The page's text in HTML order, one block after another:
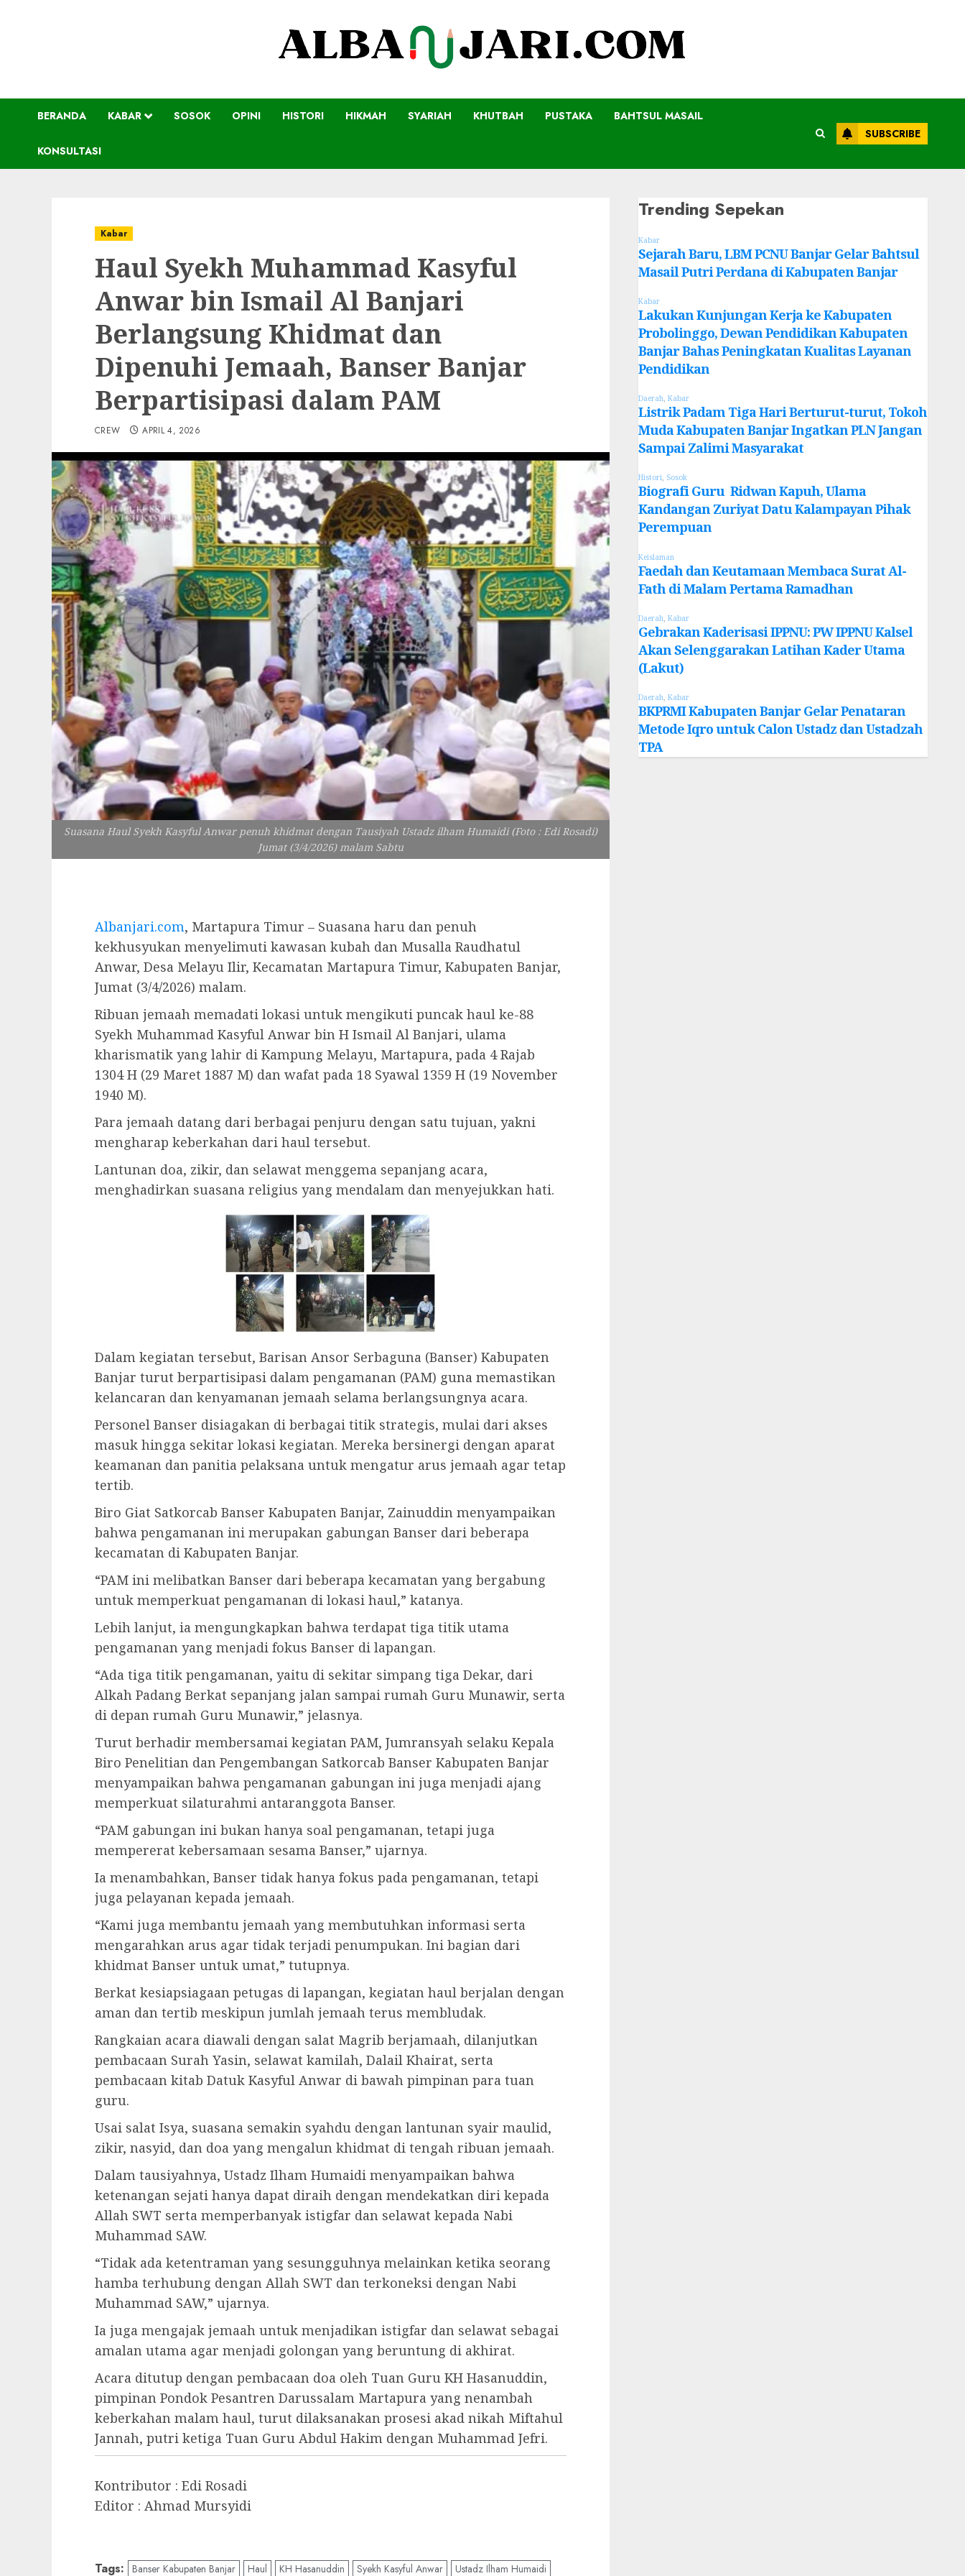
BERANDA KABAR SOSOK OPINI HISTORI HIKMAH SYARIAH KHUTBAH PUSTAKA BAHTSUL MASAIL
KONSULTASI
SUBSCRIBE
Kabar
Haul Syekh Muhammad Kasyful
Anwar bin Ismail Al Banjari
Berlangsung Khidmat dan
Dipenuhi Jemaah, Banser Banjar
Berpartisipasi dalam PAM
CREW APRIL 4, 2026
Suasana Haul Syekh Kasyful Anwar penuh khidmat dengan Tausiyah Ustadz ilham Humaidi (Foto : Edi Rosadi)
Jumat (3/4/2026) malam Sabtu
Albanjari.com, Martapura Timur – Suasana haru dan penuh
kekhusyukan menyelimuti kawasan kubah dan Musalla Raudhatul
Anwar, Desa Melayu Ilir, Kecamatan Martapura Timur, Kabupaten Banjar,
Jumat (3/4/2026) malam.
Ribuan jemaah memadati lokasi untuk mengikuti puncak haul ke-88
Syekh Muhammad Kasyful Anwar bin H Ismail Al Banjari, ulama
kharismatik yang lahir di Kampung Melayu, Martapura, pada 4 Rajab
1304 H (29 Maret 1887 M) dan wafat pada 18 Syawal 1359 H (19 November
1940 M).
Para jemaah datang dari berbagai penjuru dengan satu tujuan, yakni
mengharap keberkahan dari haul tersebut.
Lantunan doa, zikir, dan selawat menggema sepanjang acara,
menghadirkan suasana religius yang mendalam dan menyejukkan hati.
Dalam kegiatan tersebut, Barisan Ansor Serbaguna (Banser) Kabupaten
Banjar turut berpartisipasi dalam pengamanan (PAM) guna memastikan
kelancaran dan kenyamanan jemaah selama berlangsungnya acara.
Personel Banser disiagakan di berbagai titik strategis, mulai dari akses
masuk hingga sekitar lokasi kegiatan. Mereka bersinergi dengan aparat
keamanan dan panitia pelaksana untuk mengatur arus jemaah agar tetap
tertib.
Biro Giat Satkorcab Banser Kabupaten Banjar, Zainuddin menyampaikan
bahwa pengamanan ini merupakan gabungan Banser dari beberapa
kecamatan di Kabupaten Banjar.
“PAM ini melibatkan Banser dari beberapa kecamatan yang bergabung
untuk memperkuat pengamanan di lokasi haul,” katanya.
Lebih lanjut, ia mengungkapkan bahwa terdapat tiga titik utama
pengamanan yang menjadi fokus Banser di lapangan.
“Ada tiga titik pengamanan, yaitu di sekitar simpang tiga Dekar, dari
Alkah Padang Berkat sepanjang jalan sampai rumah Guru Munawir, serta
di depan rumah Guru Munawir,” jelasnya.
Turut berhadir membersamai kegiatan PAM, Jumransyah selaku Kepala
Biro Penelitian dan Pengembangan Satkorcab Banser Kabupaten Banjar
menyampaikan bahwa pengamanan gabungan ini juga menjadi ajang
memperkuat silaturahmi antaranggota Banser.
“PAM gabungan ini bukan hanya soal pengamanan, tetapi juga
mempererat kebersamaan sesama Banser,” ujarnya.
Ia menambahkan, Banser tidak hanya fokus pada pengamanan, tetapi
juga pelayanan kepada jemaah.
“Kami juga membantu jemaah yang membutuhkan informasi serta
mengarahkan arus agar tidak terjadi penumpukan. Ini bagian dari
khidmat Banser untuk umat,” tutupnya.
Berkat kesiapsiagaan petugas di lapangan, kegiatan haul berjalan dengan
aman dan tertib meskipun jumlah jemaah terus membludak.
Rangkaian acara diawali dengan salat Magrib berjamaah, dilanjutkan
pembacaan Surah Yasin, selawat kamilah, Dalail Khairat, serta
pembacaan kitab Datuk Kasyful Anwar di bawah pimpinan para tuan
guru.
Usai salat Isya, suasana semakin syahdu dengan lantunan syair maulid,
zikir, nasyid, dan doa yang mengalun khidmat di tengah ribuan jemaah.
Dalam tausiyahnya, Ustadz Ilham Humaidi menyampaikan bahwa
ketenangan sejati hanya dapat diraih dengan mendekatkan diri kepada
Allah SWT serta memperbanyak istigfar dan selawat kepada Nabi
Muhammad SAW.
“Tidak ada ketentraman yang sesungguhnya melainkan ketika seorang
hamba terhubung dengan Allah SWT dan terkoneksi dengan Nabi
Muhammad SAW,” ujarnya.
Ia juga mengajak jemaah untuk menjadikan istigfar dan selawat sebagai
amalan utama agar menjadi golongan yang beruntung di akhirat.
Acara ditutup dengan pembacaan doa oleh Tuan Guru KH Hasanuddin,
pimpinan Pondok Pesantren Darussalam Martapura yang nenambah
keberkahan malam haul, turut dilaksanakan prosesi akad nikah Miftahul
Jannah, putri ketiga Tuan Guru Abdul Hakim dengan Muhammad Jefri.
Kontributor : Edi Rosadi
Editor : Ahmad Mursyidi
Tags: Banser Kabupaten Banjar Haul KH Hasanuddin Syekh Kasyful Anwar Ustadz Ilham Humaidi
Trending Sepekan
Kabar
Sejarah Baru, LBM PCNU Banjar Gelar Bahtsul
Masail Putri Perdana di Kabupaten Banjar
Kabar
Lakukan Kunjungan Kerja ke Kabupaten
Probolinggo, Dewan Pendidikan Kabupaten
Banjar Bahas Peningkatan Kualitas Layanan
Pendidikan
Daerah, Kabar
Listrik Padam Tiga Hari Berturut-turut, Tokoh
Muda Kabupaten Banjar Ingatkan PLN Jangan
Sampai Zalimi Masyarakat
Histori, Sosok
Biografi Guru Ridwan Kapuh, Ulama
Kandangan Zuriyat Datu Kalampayan Pihak
Perempuan
Keislaman
Faedah dan Keutamaan Membaca Surat Al-
Fath di Malam Pertama Ramadhan
Daerah Kabar
Gebrakan Kaderisasi IPPNU: PW IPPNU Kalsel
Akan Selenggarakan Latihan Kader Utama
(Lakut)
Daerah, Kabar
BKPRMI Kabupaten Banjar Gelar Penataran
Metode Iqro untuk Calon Ustadz dan Ustadzah
TPA